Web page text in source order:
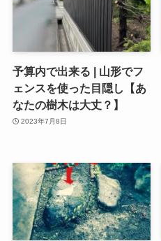
予算内で出来る | 山形でフ
ェンスを使った目隠し【あ
なたの樹木は大丈？】
2023年7月8日